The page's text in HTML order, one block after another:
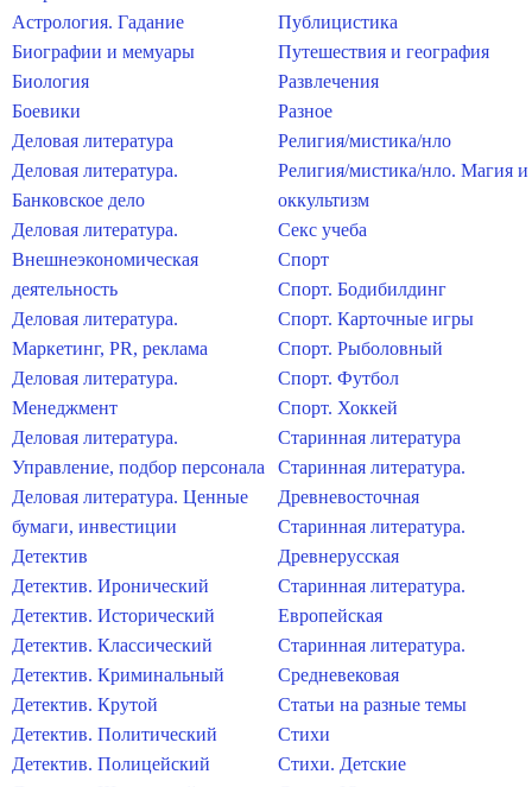
Астрология. Гадание
Биографии и мемуары
Биология
Боевики
Деловая литература
Деловая литература.
Банковское дело
Деловая литература.
Внешнеэкономическая
деятельность
Деловая литература.
Маркетинг, PR, реклама
Деловая литература.
Менеджмент
Деловая литература.
Управление, подбор персонала
Деловая литература. Ценные
бумаги, инвестиции
Детектив
Детектив. Иронический
Детектив. Исторический
Детектив. Классический
Детектив. Криминальный
Детектив. Крутой
Детектив. Политический
Детектив. Полицейский
Публицистика
Путешествия и география
Развлечения
Разное
Религия/мистика/нло
Религия/мистика/нло. Магия и
оккультизм
Секс учеба
Спорт
Спорт. Бодибилдинг
Спорт. Карточные игры
Спорт. Рыболовный
Спорт. Футбол
Спорт. Хоккей
Старинная литература
Старинная литература.
Древневосточная
Старинная литература.
Древнерусская
Старинная литература.
Европейская
Старинная литература.
Средневековая
Статьи на разные темы
Стихи
Стихи. Детские